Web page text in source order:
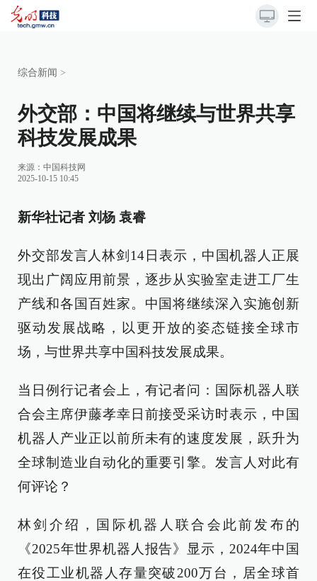
综合新闻 >
外交部：中国将继续与世界共享
科技发展成果
来源： 中国科技网
2025-10-15 10:45
新华社记者 刘杨 袁睿
外交部发言人林剑14日表示，中国机器人正展
现出广阔应用前景，逐步从实验室走进工厂生
产线和各国百姓家。中国将继续深入实施创新
驱动发展战略，以更开放的姿态链接全球市
场，与世界共享中国科技发展成果。
当日例行记者会上，有记者问：国际机器人联
合会主席伊藤孝幸日前接受采访时表示，中国
机器人产业正以前所未有的速度发展，跃升为
全球制造业自动化的重要引擎。发言人对此有
何评论？
林剑介绍，国际机器人联合会此前发布的
《2025年世界机器人报告》显示，2024年中国
在役工业机器人存量突破200万台，居全球首